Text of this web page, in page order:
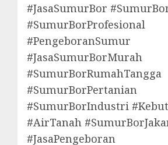
#JasaSumurBor
#SumurBorProfesional
#PengeboranSumur
#JasaSumurBorMurah
#SumurBorRumahTangga
#SumurBorPertanian
#SumurBorIndustri
#AirTanah
#JasaPengeboran